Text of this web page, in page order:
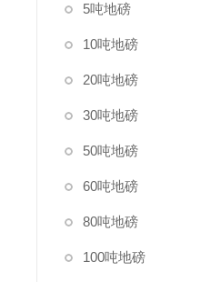
5吨地磅
10吨地磅
20吨地磅
30吨地磅
50吨地磅
60吨地磅
80吨地磅
100吨地磅